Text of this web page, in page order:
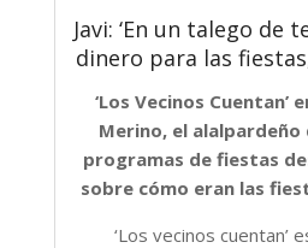
Javi: ‘En un talego de
dinero para las
‘Los Vecinos Cuentan’
Merino, el alalpardeño
programas de fiestas
sobre cómo eran las
‘Los vecinos cuentan’